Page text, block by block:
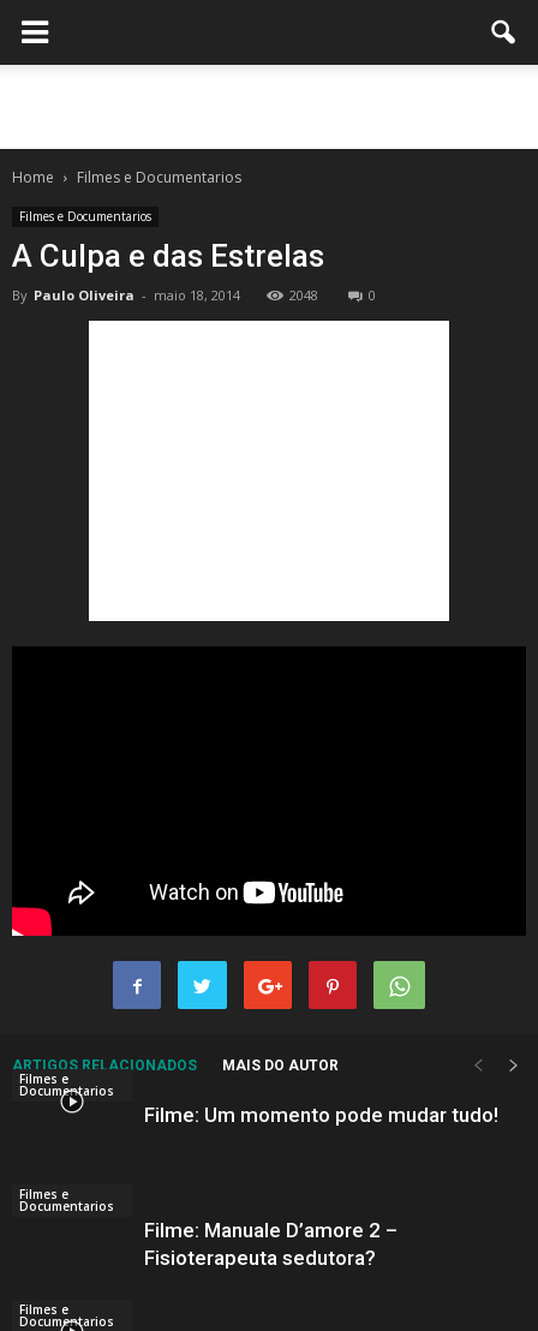
Home Filmes e Documentarios
Filmes e Documentarios
A Culpa e das Estrelas
By Paulo Oliveira - maio 18, 2014 2048 0
ARTIGOS RELACIONADOS MAIS DO AUTOR
Filmes e
Documentarios
Filme: Um momento pode mudar tudo!
Filmes e
Documentarios
Filme: Manuale D’amore 2 –
Fisioterapeuta sedutora?
Filmes e
Documentarios